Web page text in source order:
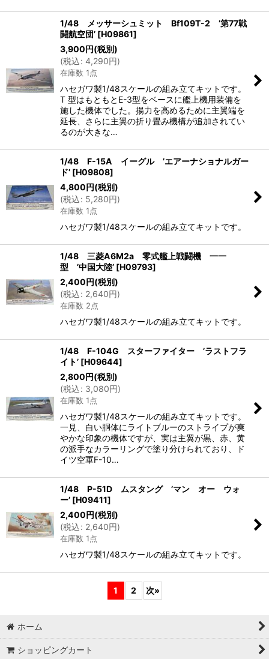
1/48 メッサーシュミット Bf109T-2 ’第77戦
闘航空団’ [H09861]
3,900円(税別)
(税込: 4,290円)
在庫数 1点
ハセガワ製1/48スケールの組み立てキットです。
T 型はもともとE-3型をベースに艦上機用装備を
施した機体でした。揚力を高めるために主翼端を
延長、さらに主翼の折り畳み機構が追加されてい
るのが大きな…
1/48 F-15A イーグル ’エアーナショナルガー
ド’ [H09808]
4,800円(税別)
(税込: 5,280円)
在庫数 1点
ハセガワ製1/48スケールの組み立てキットです。
1/48 三菱A6M2a 零式艦上戦闘機 一一
型 ’中国大陸’ [H09793]
2,400円(税別)
(税込: 2,640円)
在庫数 2点
ハセガワ製1/48スケールの組み立てキットです。
1/48 F-104G スターファイター ’ラストフラ
イト’ [H09644]
2,800円(税別)
(税込: 3,080円)
在庫数 1点
ハセガワ製1/48スケールの組み立てキットです。
一見、白い胴体にライトブルーのストライプが爽
やかな印象の機体ですが、実は主翼が黒、赤、黄
の派手なカラーリングで塗り分けられており、ド
イツ空軍F-10…
1/48 P-51D ムスタング ’マン オー ウォ
ー’ [H09411]
2,400円(税別)
(税込: 2,640円)
在庫数 1点
ハセガワ製1/48スケールの組み立てキットです。
1 2 次»
ホーム
ショッピングカート